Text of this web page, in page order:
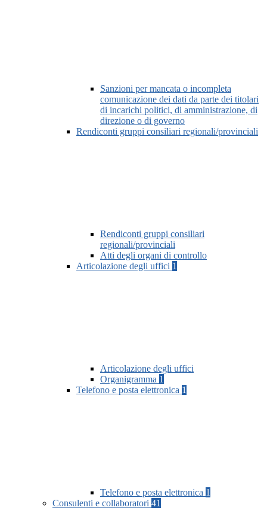
Sanzioni per mancata o incompleta
comunicazione dei dati da parte dei titolari
di incarichi politici, di amministrazione, di
direzione o di governo
Rendiconti gruppi consiliari regionali/provinciali
Rendiconti gruppi consiliari
regionali/provinciali
Atti degli organi di controllo
Articolazione degli uffici 1
Articolazione degli uffici
Organigramma 1
Telefono e posta elettronica 1
Telefono e posta elettronica 1
Consulenti e collaboratori 41